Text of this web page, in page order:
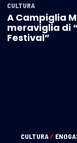
CULTURA
A Campiglia
meraviglia di
Festival”
CULTURA/